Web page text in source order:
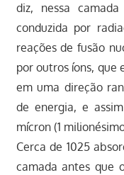
diz, nessa
conduzida por
reações de fusão
por outros íons,
em uma direção
de energia, e
mícron (1
Cerca de 1025
camada antes que